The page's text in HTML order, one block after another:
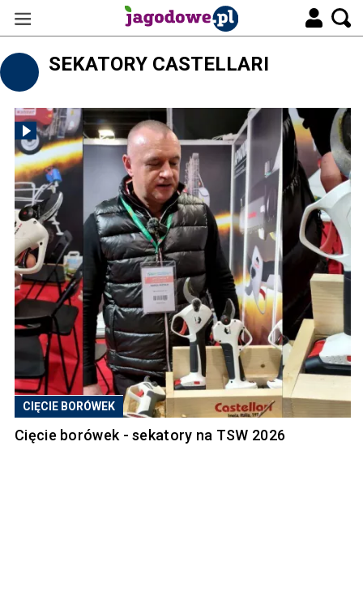
SEKATORY CASTELLARI
CIĘCIE BORÓWEK
Cięcie borówek - sekatory na TSW 2026